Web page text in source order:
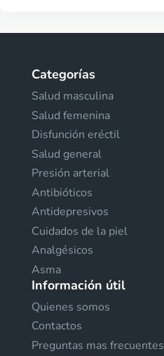
Categorías
Salud masculina
Salud femenina
Disfunción eréctil
Salud general
Presión arterial
Antibióticos
Antidepresivos
Cuidados de la piel
Analgésicos
Asma
Información útil
Quienes somos
Contactos
Preguntas mas frecuentes